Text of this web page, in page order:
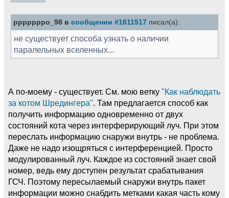
pppppppo_98 в сообщении #1611517 писал(а):
не существует способа узнать о наличии
паралельных вселенных...
А по-моему - существует. См. мою ветку "Как наблюдать
за котом Шредингера". Там предлагается способ как
получить информацию одновременно от двух
состояний кота через интерферирующий луч. При этом
переслать информацию снаружи внутрь - не проблема.
Даже не надо изощряться с интерференцией. Просто
модулированный луч. Каждое из состояний знает свой
номер, ведь ему доступен результат срабатывания
ГСЧ. Поэтому пересылаемый снаружи внутрь пакет
информации можно снабдить метками какая часть кому